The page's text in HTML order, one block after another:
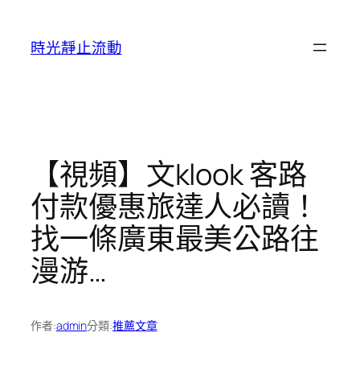
時光靜止流動
【視頻】文klook 客路
付款優惠旅達人必讀！
找一條廣東最美公路往
漫游…
作者:admin分類:推薦文章